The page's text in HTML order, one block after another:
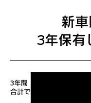
新
3年保有
3年間
合計で